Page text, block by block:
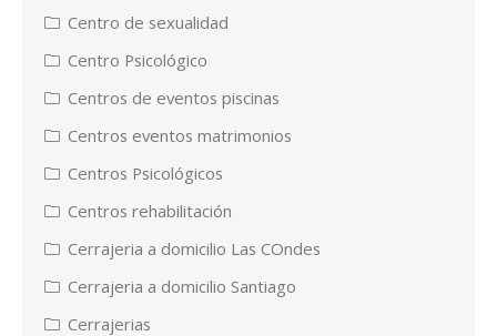
Centro de sexualidad
Centro Psicológico
Centros de eventos piscinas
Centros eventos matrimonios
Centros Psicológicos
Centros rehabilitación
Cerrajeria a domicilio Las COndes
Cerrajeria a domicilio Santiago
Cerrajerias